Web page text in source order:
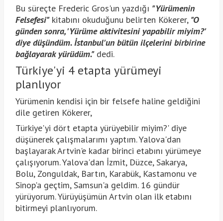
Bu süreçte Frederic Gros'un yazdığı "Yürümenin
Felsefesi"kitabını okuduğunu belirten Kökerer, "O
günden sonra, 'Yürüme aktivitesini yapabilir miyim?'
diye düşündüm. İstanbul'un bütün ilçelerini birbirine
bağlayarak yürüdüm."dedi.
Türkiye'yi 4 etapta yürümeyi
planlıyor
Yürümenin kendisi için bir felsefe haline geldiğini
dile getiren Kökerer,
Türkiye'yi dört etapta yürüyebilir miyim?' diye
düşünerek çalışmalarımı yaptım. Yalova'dan
başlayarak Artvin'e kadar birinci etabını yürümeye
çalışıyorum. Yalova'dan İzmit, Düzce, Sakarya,
Bolu, Zonguldak, Bartın, Karabük, Kastamonu ve
Sinop'a geçtim, Samsun'a geldim. 16 gündür
yürüyorum. Yürüyüşümün Artvin olan ilk etabını
bitirmeyi planlıyorum.